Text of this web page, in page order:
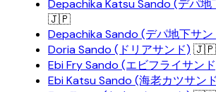
Depachika Katsu Sando (デパ地
🇯🇵
Depachika Sando (デパ地下サン
Doria Sando (ドリアサンド) 🇯🇵
Ebi Fry Sando (エビフライサン
Ebi Katsu Sando (海老カツサン